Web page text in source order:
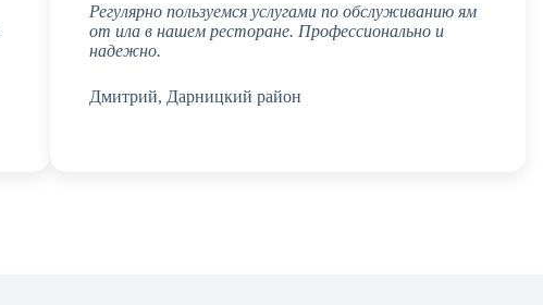
Регулярно пользуемся услугами по обслуживанию ям
от ила в нашем ресторане. Профессионально и
надежно.
Дмитрий, Дарницкий район